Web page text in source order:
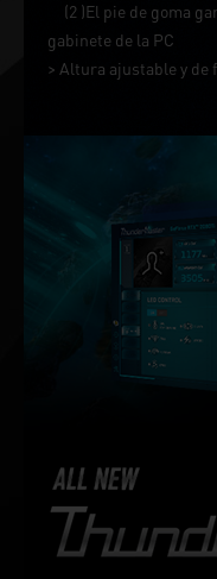
(2 )El pie de goma
gabinete de la PC
> Altura ajustable y de